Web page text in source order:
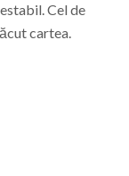
Cel de
cartea.